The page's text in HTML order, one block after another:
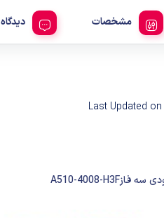
مشخصات
Last Updated